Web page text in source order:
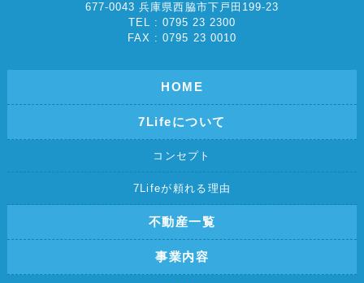
677-0043 兵庫県西脇市下戸田199-23
TEL : 0795 23 2300
FAX : 0795 23 0010
HOME
7Lifeについて
コンセプト
7Lifeが頼れる理由
不動産一覧
事業内容